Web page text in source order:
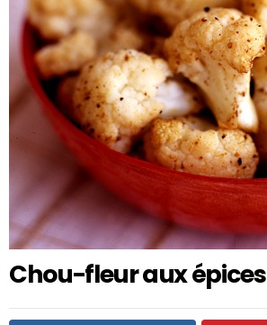
Chou-fleur aux épices